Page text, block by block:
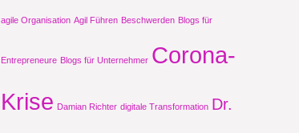
agile Organisation Agil Führen Beschwerden Blogs für
Entrepreneure Blogs für Unternehmer Corona-
Krise Damian Richter digitale Transformation Dr.